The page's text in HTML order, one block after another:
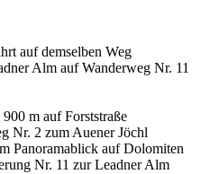
auf demselben Weg
Alm auf Wanderweg Nr. 11
m auf Forststraße
Nr. 2 zum Auener Jöchl
Panoramablick auf Dolomiten
Nr. 11 zur Leadner Alm